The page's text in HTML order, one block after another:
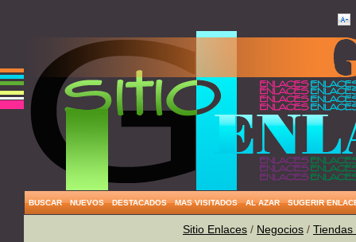
BUSCAR NUEVOS DESTACADOS MAS VISITADOS AL AZAR SUGERIR
Sitio Enlaces / Negocios / Tiendas